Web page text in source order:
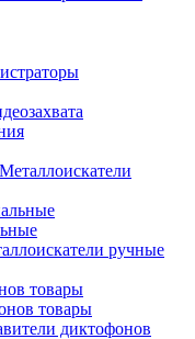
Металлоискатели
ручные
товары
товары
диктофонов